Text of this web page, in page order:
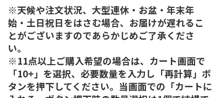
※天候や注文状況、大型連休・お盆・年末年
始・土日祝日をはさむ場合、お届けが遅れるこ
とがございますのであらかじめご了承くださ
い。
※11点以上ご購入希望の場合は、カート画面で
「10+」を選択、必要数量を入力し「再計算」ボ
タンを押下してください。当画面での「カートに